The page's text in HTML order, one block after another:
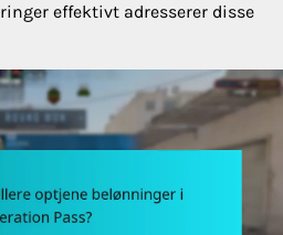
effektivt adresserer disse